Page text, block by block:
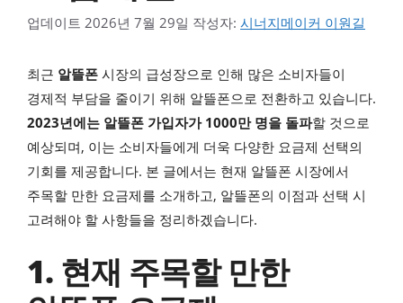
업데이트 2026년 7월 29일 작성자: 시너지메이커 이원길
최근 알뜰폰 시장의 급성장으로 인해 많은 소비자들이
경제적 부담을 줄이기 위해 알뜰폰으로 전환하고 있습니다.
2023년에는 알뜰폰 가입자가 1000만 명을 돌파할 것으로
예상되며, 이는 소비자들에게 더욱 다양한 요금제 선택의
기회를 제공합니다. 본 글에서는 현재 알뜰폰 시장에서
주목할 만한 요금제를 소개하고, 알뜰폰의 이점과 선택 시
고려해야 할 사항들을 정리하겠습니다.
1. 현재 주목할 만한